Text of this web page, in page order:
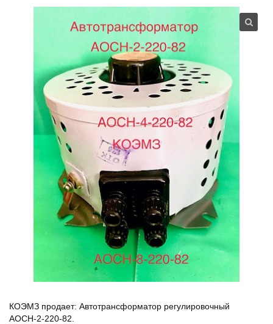
КОЭМЗ продает: Автотрансформатор регулировочный
АОСН-2-220-82.